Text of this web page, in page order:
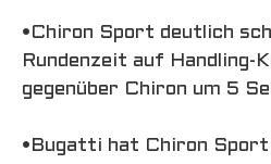
•Chiron Sport deutlich
Rundenzeit auf Handling-
gegenüber Chiron um 5
•Bugatti hat Chiron Sport